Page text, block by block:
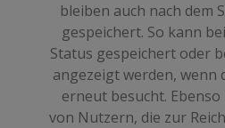
bleiben auch nach dem
gespeichert. So kann
Status gespeichert oder
angezeigt werden, wenn
erneut besucht.
von Nutzern, die zur